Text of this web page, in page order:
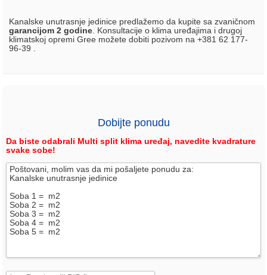
Kanalske unutrasnje jedinice predlažemo da kupite sa zvaničnom
garancijom 2 godine. Konsultacije o klima uređajima i drugoj
klimatskoj opremi Gree možete dobiti pozivom na +381 62 177-
96-39 .
Dobijte ponudu
Da biste odabrali Multi split klima uređaj, navedite kvadrature
svake sobe!